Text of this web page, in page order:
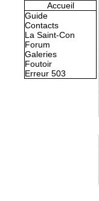
Accueil
Guide
Contacts
La Saint-Con
Forum
Galeries
Foutoir
Erreur 503